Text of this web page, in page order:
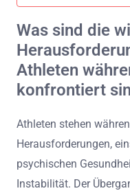
Was sind die
Athleten
konfrontiert
Athleten stehen
Herausforderungen,
psychischen
Instabilität. Der